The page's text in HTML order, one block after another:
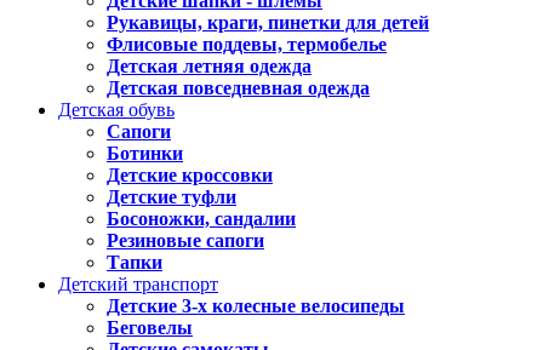
Рукавицы, краги, пинетки для детей
Флисовые поддевы, термобелье
Детская летняя одежда
Детская повседневная одежда
Детская обувь
Сапоги
Ботинки
Детские кроссовки
Детские туфли
Босоножки, сандалии
Резиновые сапоги
Тапки
Детский транспорт
Детские 3-х колесные велосипеды
Беговелы